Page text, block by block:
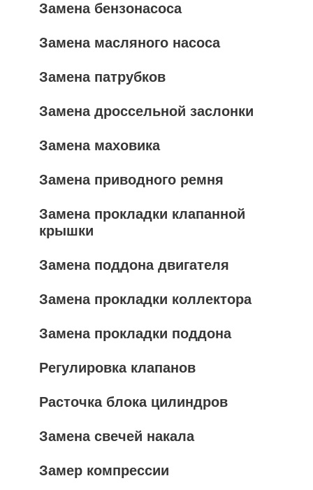
Замена бензонасоса
Замена масляного насоса
Замена патрубков
Замена дроссельной заслонки
Замена маховика
Замена приводного ремня
Замена прокладки клапанной
крышки
Замена поддона двигателя
Замена прокладки коллектора
Замена прокладки поддона
Регулировка клапанов
Расточка блока цилиндров
Замена свечей накала
Замер компрессии